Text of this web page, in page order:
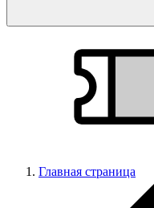
Главная страница